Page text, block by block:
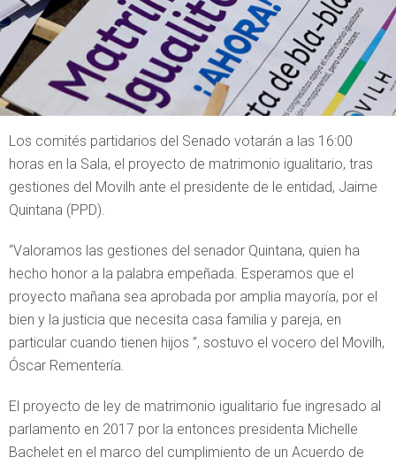
Los comités partidarios del Senado votarán a las 16:00
horas en la Sala, el proyecto de matrimonio igualitario, tras
gestiones del Movilh ante el presidente de le entidad, Jaime
Quintana (PPD).
“Valoramos las gestiones del senador Quintana, quien ha
hecho honor a la palabra empeñada. Esperamos que el
proyecto mañana sea aprobada por amplia mayoría, por el
bien y la justicia que necesita casa familia y pareja, en
particular cuando tienen hijos ”, sostuvo el vocero del Movilh,
Óscar Rementería.
El proyecto de ley de matrimonio igualitario fue ingresado al
parlamento en 2017 por la entonces presidenta Michelle
Bachelet en el marco del cumplimiento de un Acuerdo de